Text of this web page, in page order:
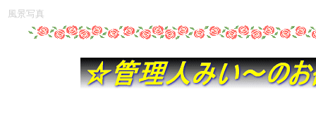
風景写真